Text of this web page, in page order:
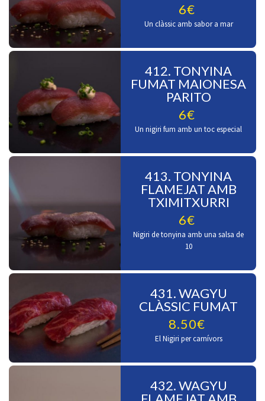
6€
Un clàssic amb sabor a mar
412. TONYINA
FUMAT MAIONESA
PARITO
6€
Un nigiri fum amb un toc especial
413. TONYINA
FLAMEJAT AMB
TXIMITXURRI
6€
Nigiri de tonyina amb una salsa de
10
431. WAGYU
CLÀSSIC FUMAT
8.50€
El Nigiri per carnívors
432. WAGYU